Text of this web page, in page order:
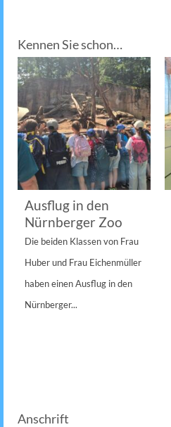
Kennen Sie schon…
Ausflug in den
Nürnberger Zoo
Die beiden Klassen von Frau
Huber und Frau Eichenmüller
haben einen Ausflug in den
Nürnberger...
Anschrift